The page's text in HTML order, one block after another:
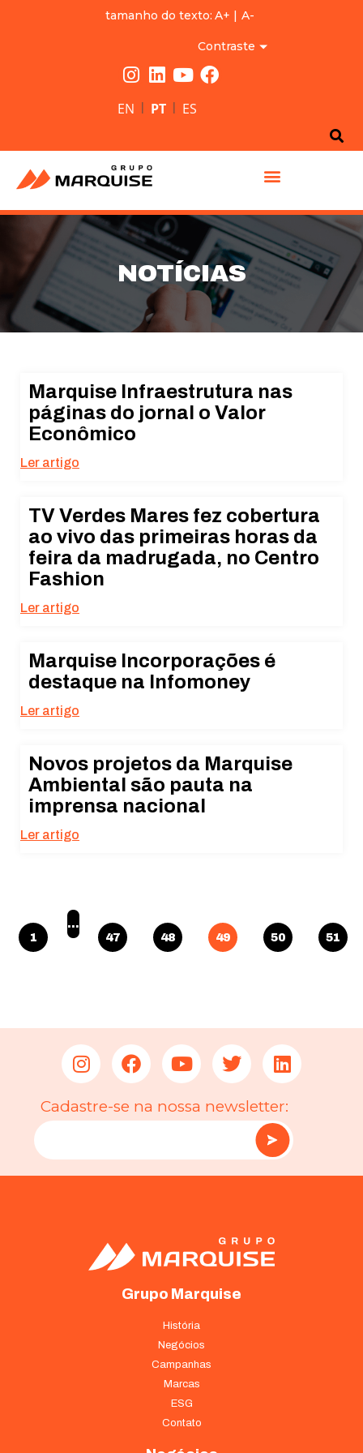
tamanho do texto: A+ | A-
Contraste
EN | PT | ES
NOTÍCIAS
Marquise Infraestrutura nas
páginas do jornal o Valor
Econômico
Ler artigo
TV Verdes Mares fez cobertura
ao vivo das primeiras horas da
feira da madrugada, no Centro
Fashion
Ler artigo
Marquise Incorporações é
destaque na Infomoney
Ler artigo
Novos projetos da Marquise
Ambiental são pauta na
imprensa nacional
Ler artigo
1
…
47
48 49 50 51
Cadastre-se na nossa newsletter:
Grupo Marquise
História
Negócios
Campanhas
Marcas
ESG
Contato